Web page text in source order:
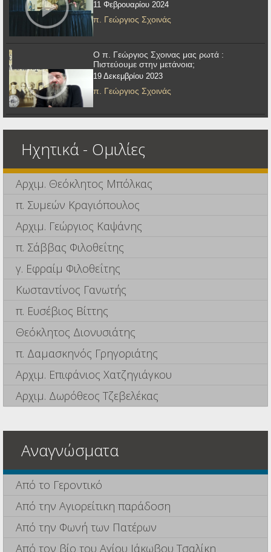
11 Φεβρουαρίου 2024
π. Γεώργιος Σχοινάς
Ο π. Γεώργιος Σχοινας μας ρωτά :
Πιστεύουμε στην μετάνοια;
19 Δεκεμβρίου 2023
π. Γεώργιος Σχοινάς
Ηχητικά - Ομιλίες
Αρχιμ. Θεόκλητος Μπόλκας
π. Συμεών Κραγιόπουλος
Αρχιμ. Γεώργιος Καψάνης
π. Σάββας Φιλοθεΐτης
γ. Εφραίμ Φιλοθεΐτης
Κωσταντίνος Γανωτής
π. Ευσέβιος Βίττης
Θεόκλητος Διονυσιάτης
π. Δαμασκηνός Γρηγοριάτης
Αρχιμ. Επιφάνιος Χατζηγιάγκου
Αρχιμ. Δωρόθεος Τζεβελέκας
Αναγνώσματα
Από το Γεροντικό
Από την Αγιορείτικη παράδοση
Από την Φωνή των Πατέρων
Από τον βίο του Αγίου Ιάκωβου Τσαλίκη